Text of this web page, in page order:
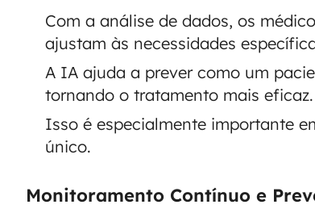
Com a análise de dados, os
ajustam às necessidades
A IA ajuda a prever como um
tornando o tratamento mais eficaz.
Isso é especialmente importante
único.
Monitoramento Contínuo e